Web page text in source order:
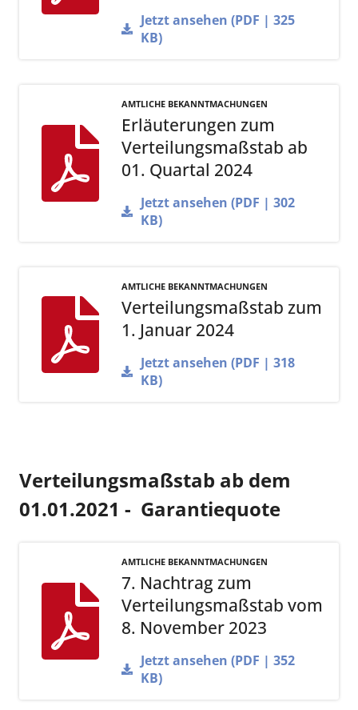
Jetzt ansehen (PDF | 325
KB)
AMTLICHE BEKANNTMACHUNGEN
Erläuterungen zum
Verteilungsmaßstab ab
01. Quartal 2024
Jetzt ansehen (PDF | 302
KB)
AMTLICHE BEKANNTMACHUNGEN
Verteilungsmaßstab zum
1. Januar 2024
Jetzt ansehen (PDF | 318
KB)
Verteilungsmaßstab ab dem
01.01.2021 - Garantiequote
AMTLICHE BEKANNTMACHUNGEN
7. Nachtrag zum
Verteilungsmaßstab vom
8. November 2023
Jetzt ansehen (PDF | 352
KB)